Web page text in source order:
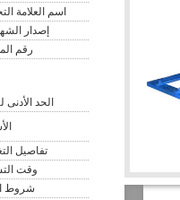
اسم العلامة
إصدار
رقم
الحد الأدنى
تفاصيل
وقت
شروط